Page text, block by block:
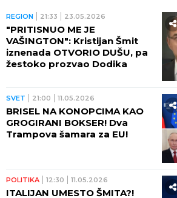
REGION 21:33 23.05.2026
"PRITISNUO ME JE
VAŠINGTON": Kristijan Šmit
iznenada OTVORIO DUŠU, pa
žestoko prozvao Dodika
SVET 21:00 11.05.2026
BRISEL NA KONOPCIMA KAO
GROGIRANI BOKSER! Dva
Trampova šamara za EU!
POLITIKA 12:30 11.05.2026
ITALIJAN UMESTO ŠMITA?!